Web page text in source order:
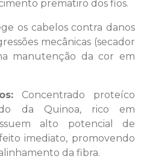
prematiro dos fios.
os cabelos contra danos
mecânicas (secador
manutenção da cor em
Concentrado proteíco
da Quinoa, rico em
alto potencial de
imediato, promovendo
da fibra.